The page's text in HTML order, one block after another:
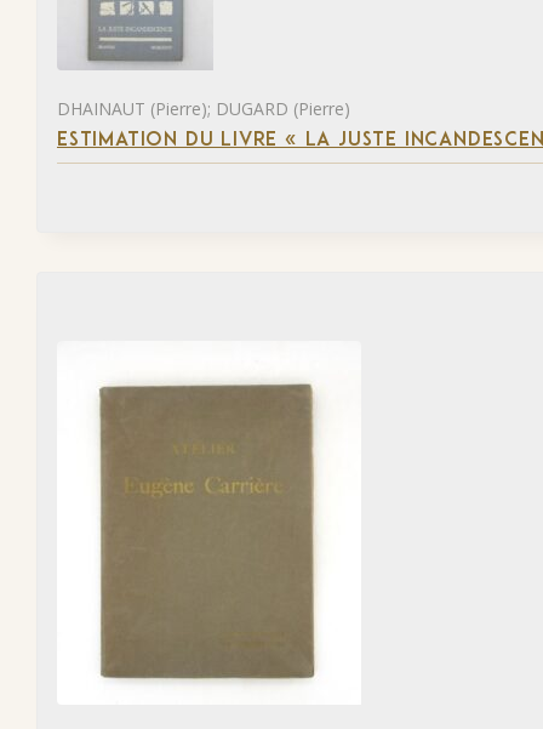
DHAINAUT (Pierre); DUGARD (Pierre)
ESTIMATION DU LIVRE « LA JUSTE